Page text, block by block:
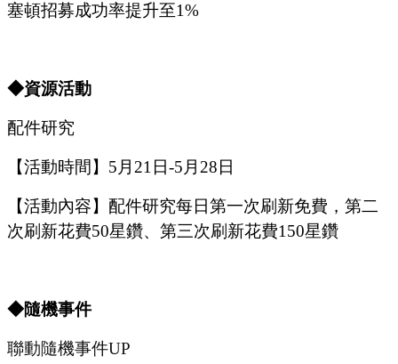
塞頓招募成功率提升至1%
◆資源活動
配件研究
【活動時間】 5 月 21 日-5 月 28 日
【活動內容】配件研究每日第一次刷新免費，第二
次刷新花費50星鑽、第三次刷新花費150星鑽
◆隨機事件
聯動隨機事件UP